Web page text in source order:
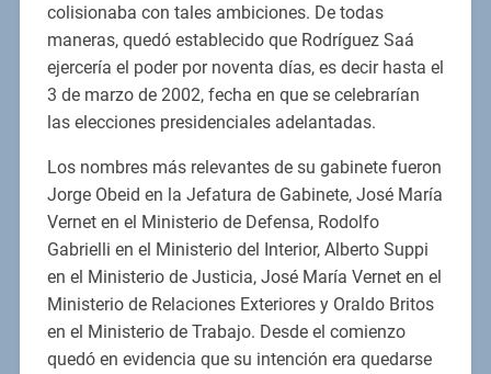
colisionaba con tales ambiciones. De todas
maneras, quedó establecido que Rodríguez Saá
ejercería el poder por noventa días, es decir hasta el
3 de marzo de 2002, fecha en que se celebrarían
las elecciones presidenciales adelantadas.
Los nombres más relevantes de su gabinete fueron
Jorge Obeid en la Jefatura de Gabinete, José María
Vernet en el Ministerio de Defensa, Rodolfo
Gabrielli en el Ministerio del Interior, Alberto Suppi
en el Ministerio de Justicia, José María Vernet en el
Ministerio de Relaciones Exteriores y Oraldo Britos
en el Ministerio de Trabajo. Desde el comienzo
quedó en evidencia que su intención era quedarse